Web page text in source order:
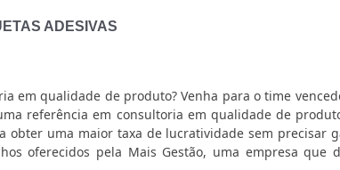
Fornecidas em variedades de tamanhos,
na máquina;Baixo custo por rolo;Pré-impressão de
qualidade. Possibilidade de personalização de
identificação.Além disso, a impressora Zebra
como papel que atende aos requisitos de uma
durabilidade a produtos químicos ou abrasão e
resistência por ser um material plástico que
ADESIVAS
em qualidade de produto? Venha para o time
referência em consultoria em qualidade de
obter uma maior taxa de lucratividade sem precisar
oferecidos pela Mais Gestão, uma empresa que